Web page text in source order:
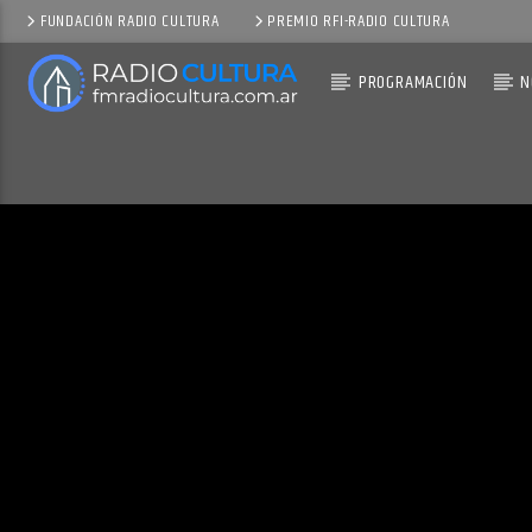
FUNDACIÓN RADIO CULTURA PREMIO RFI-RADIO CULTURA
PROGRAMACIÓN